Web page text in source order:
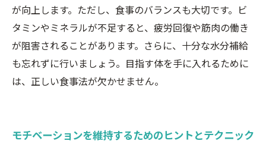
が向上します。ただし、食事のバランスも大切です。ビ
タミンやミネラルが不足すると、疲労回復や筋肉の働き
が阻害されることがあります。さらに、十分な水分補給
も忘れずに行いましょう。目指す体を手に入れるために
は、正しい食事法が欠かせません。
モチベーションを維持するためのヒントとテクニック